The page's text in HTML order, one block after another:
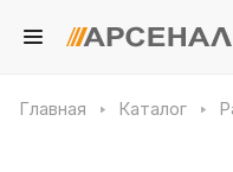
Главная Каталог